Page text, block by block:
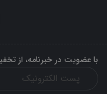
با عضویت در خبرنامه، از